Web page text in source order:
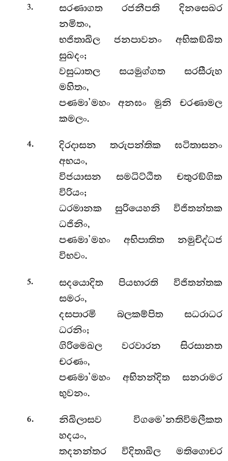
3.
සරණාගත රජනීපති දිනසෙඛර
නමිතං,
භජිතාඛිල ජනපාවනං අභිකඞ්ඛිත
සුඛදං;
වසුධාතල සයමුග්ගත සරසීරුහ
මහිතං,
පණමා’මහං අනඝං මුනි චරණාමල
කමලං.
4.
දිරදාසන තරුපන්තික ඝටිතාසනං
අභයං,
විජයාසන සමධිට්ඨිත චතුරඞ්ගික
විරියං;
ධරමානක සුරියෙහනි විජිතන්තක
ධජිනිං,
පණමා’මහං අභිපාතිත නමුචිද්ධජ
විභවං.
5.
සදයොදිත පියභාරති විජිතන්තක
සමරං,
දසපාරමි බලකම්පිත සධරාධර
ධරනිං;
ගිරිමෙඛල වරවාරන සිරසානත
චරණං,
පණමා’මහං අභිනන්දිත සනරාමර
භුවනං.
6.
නිඛිලාසව විගමෙ’නතිවිමලීකත
හදයං,
තදනන්තර විදිතාඛිල මතිගොචර